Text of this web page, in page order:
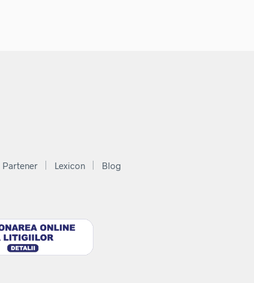
Partener Lexicon Blog